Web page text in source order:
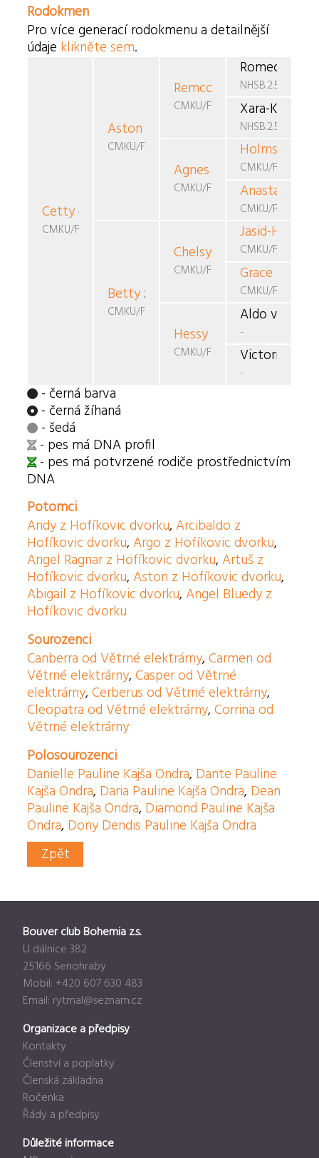
Rodokmen
Pro více generací rodokmenu a detailnější
údaje klikněte sem.
Cettyod Větrné elektrárny
CMKU/FBO/1156
Aston z Andělského dvorku
CMKU/FBO/1014
Betty z Podsrpu
CMKU/FBO/1033
Remco - Xarav.h.
CMKU/FBO/940-08
Agnes od Větrné
CMKU/FBO/852
Chelsy GraceEgas
CMKU/FBO/987
Hessy du Fond
CMKU/FBO/954
Romeo
NHSB.2.543.176
Xara-Kieran
NHSB.2.562.566
Holms-Fal
CMKU/FBO/738
Anastasia
CMKU/FBO/696
Jasid-Hos
CMKU/FBO/901
Grace Ensy
CMKU/FBO/777
Aldo von
-
Victorie de
-
- černá barva
- černá žíhaná
- šedá
- pes má DNA profil
- pes má potvrzené rodiče prostřednictvím
DNA
Potomci
Andy z Hofíkovic dvorku, Arcibaldo z
Hofíkovic dvorku, Argo z Hofíkovic dvorku,
Angel Ragnar z Hofíkovic dvorku, Artuš z
Hofíkovic dvorku, Aston z Hofíkovic dvorku,
Abigail z Hofíkovic dvorku, Angel Bluedy z
Hofíkovic dvorku
Sourozenci
Canberra od Větrné elektrárny,Carmen od
Větrné elektrárny,Casper od Větrné
elektrárny,Cerberus od Větrné elektrárny,
Cleopatra od Větrné elektrárny,Corrina od
Větrné elektrárny
Polosourozenci
Danielle Pauline Kajša Ondra, Dante Pauline
Kajša Ondra, Daria Pauline Kajša Ondra, Dean
Pauline Kajša Ondra, Diamond Pauline Kajša
Ondra, Dony Dendis Pauline Kajša Ondra
Zpět
Bouver club Bohemia z.s.
U dálnice 382
25166 Senohraby
Mobil: +420 607 630 483
Email: rytmal@seznam.cz
Organizace a předpisy
Kontakty
Členství a poplatky
Členská základna
Ročenka
Řády a předpisy
Důležité informace